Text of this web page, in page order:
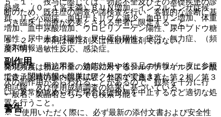
熱感、（０．１％未満）ＢＵＮ増加、インフルエンザ症候
群、リンパ節症、血中ナトリウム減少、血中リン増加、体重
増加、血中尿酸増加、ウロビリノーゲン陽性、尿中ブドウ糖
陽性、尿中赤血球陽性、尿中蛋白陽性、疲労、無力症、（頻
度不明）過敏性反応、感染症。
発現頻度は勃起不全の適応に対するシルデナフィルクエン酸
塩錠承認時の国内臨床試験、外国で実施された第２相／第３
相試験、及び使用成績調査の結果に基づいている。
警告
５．１． 投与に際しては、勃起不全及びその基礎疾患の診
断のため、既往歴の調査や諸検査を行い、客観的な診断に基
づき臨床上治療が必要とされる患者に限定すること。
５．２． 本剤は催淫剤又は性欲増進剤ではない。
副作用
次の副作用があらわれることがあるので、観察を十分に行
い、異常が認められた場合には投与を中止するなど適切な処
置を行うこと。
薬剤情報
薬剤写真、用法用量、効能効果や後発品の情報が一度に参照
でき、関連情報へ簡単にアクセスができます。
一般名、製品名どちらでも検索可能！
※ ご使用いただく際に、必ず最新の添付文書および安全性